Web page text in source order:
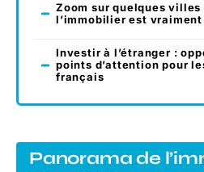
Zoom sur quelques villes
l’immobilier est
Investir à l’étranger :
points d’attention pour
français
Panorama de